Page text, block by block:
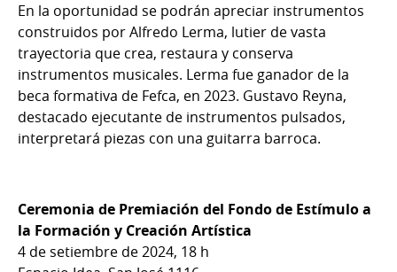
En la oportunidad se podrán apreciar instrumentos
construidos por Alfredo Lerma, lutier de vasta
trayectoria que crea, restaura y conserva
instrumentos musicales. Lerma fue ganador de la
beca formativa de Fefca, en 2023. Gustavo Reyna,
destacado ejecutante de instrumentos pulsados,
interpretará piezas con una guitarra barroca.
Ceremonia de Premiación del Fondo de Estímulo a
la Formación y Creación Artística
4 de setiembre de 2024, 18 h